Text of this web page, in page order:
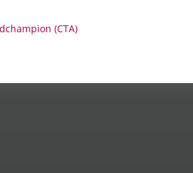
(CTA)